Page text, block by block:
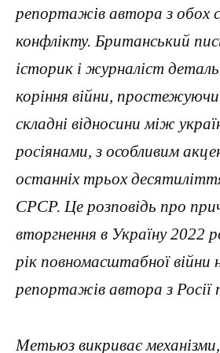
репортажів автора з обох
конфлікту. Британський
історик і журналіст
коріння війни,
складні відносини між
росіянами, з особливим
останніх трьох
СРСР. Це розповідь про
вторгнення в Україну 2022
рік повномасштабної війни
репортажів автора з Росії
Метьюз викриває